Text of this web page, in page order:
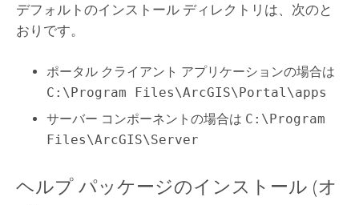
デフォルトのインストール ディレクトリは、次のと
おりです。
ポータル クライアント アプリケーションの場合は
C:\Program Files\ArcGIS\Portal\apps
サーバー コンポーネントの場合は C:\Program
Files\ArcGIS\Server
ヘルプ パッケージのインストール (オ